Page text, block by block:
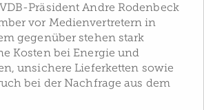
Präsident Andre Rodenbeck
vor Medienvertretern in
gegenüber stehen stark
Kosten bei Energie und
unsichere Lieferketten sowie
bei der Nachfrage aus dem